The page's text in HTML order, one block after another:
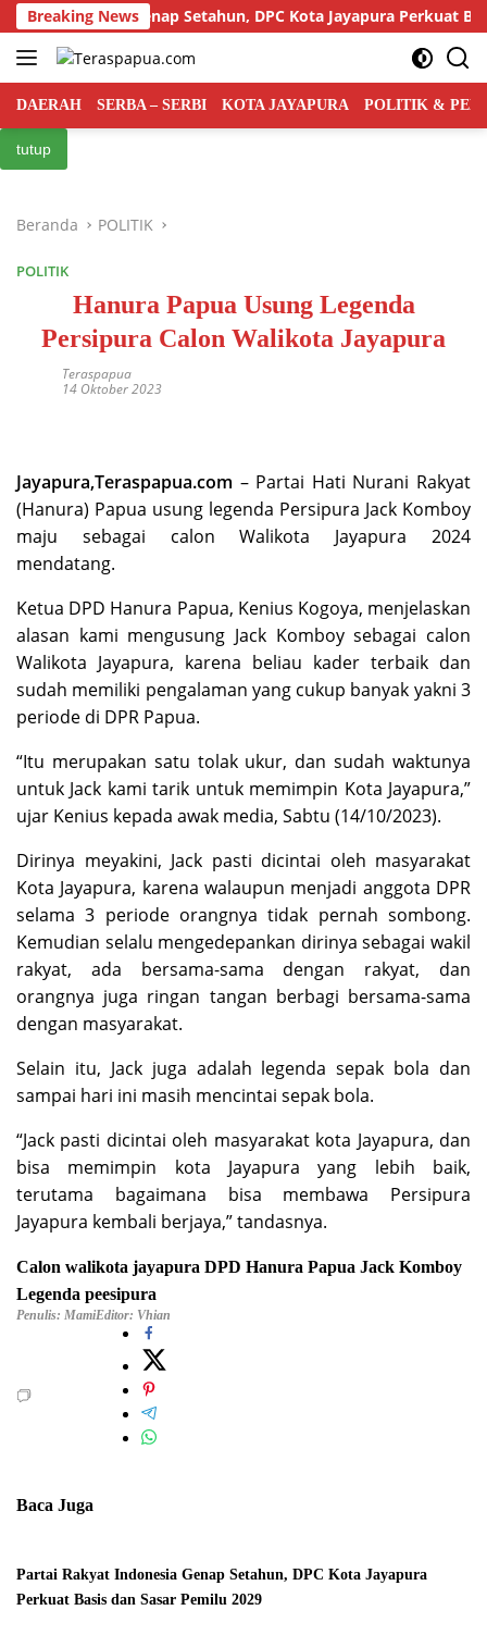
Langsung
ke
konten
Breaking News
Indonesia Genap Setahun, DPC Kota Jayapura Perkuat Basis
DAERAH SERBA – SERBI KOTA JAYAPURA POLITIK &
tutup
Beranda POLITIK
POLITIK
Hanura Papua Usung Legenda
Persipura Calon Walikota Jayapura
Teraspapua
14 Oktober 2023
Jayapura,Teraspapua.com – Partai Hati Nurani Rakyat
(Hanura) Papua usung legenda Persipura Jack Komboy
maju sebagai calon Walikota Jayapura 2024
mendatang.
Ketua DPD Hanura Papua, Kenius Kogoya, menjelaskan
alasan kami mengusung Jack Komboy sebagai calon
Walikota Jayapura, karena beliau kader terbaik dan
sudah memiliki pengalaman yang cukup banyak yakni 3
periode di DPR Papua.
“Itu merupakan satu tolak ukur, dan sudah waktunya
untuk Jack kami tarik untuk memimpin Kota Jayapura,”
ujar Kenius kepada awak media, Sabtu (14/10/2023).
Dirinya meyakini, Jack pasti dicintai oleh masyarakat
Kota Jayapura, karena walaupun menjadi anggota DPR
selama 3 periode orangnya tidak pernah sombong.
Kemudian selalu mengedepankan dirinya sebagai wakil
rakyat, ada bersama-sama dengan rakyat, dan
orangnya juga ringan tangan berbagi bersama-sama
dengan masyarakat.
Selain itu, Jack juga adalah legenda sepak bola dan
sampai hari ini masih mencintai sepak bola.
“Jack pasti dicintai oleh masyarakat kota Jayapura, dan
bisa memimpin kota Jayapura yang lebih baik,
terutama bagaimana bisa membawa Persipura
Jayapura kembali berjaya,” tandasnya.
Calon walikota jayapura DPD Hanura Papua Jack Komboy
Legenda peesipura
Penulis: MamiEditor: Vhian
Baca Juga
Partai Rakyat Indonesia Genap Setahun, DPC Kota Jayapura
Perkuat Basis dan Sasar Pemilu 2029